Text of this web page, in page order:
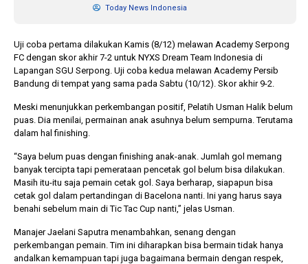
Today News Indonesia
Uji coba pertama dilakukan Kamis (8/12) melawan Academy Serpong
FC dengan skor akhir 7-2 untuk NYXS Dream Team Indonesia di
Lapangan SGU Serpong. Uji coba kedua melawan Academy Persib
Bandung di tempat yang sama pada Sabtu (10/12). Skor akhir 9-2.
Meski menunjukkan perkembangan positif, Pelatih Usman Halik belum
puas. Dia menilai, permainan anak asuhnya belum sempurna. Terutama
dalam hal finishing.
“Saya belum puas dengan finishing anak-anak. Jumlah gol memang
banyak tercipta tapi pemerataan pencetak gol belum bisa dilakukan.
Masih itu-itu saja pemain cetak gol. Saya berharap, siapapun bisa
cetak gol dalam pertandingan di Bacelona nanti. Ini yang harus saya
benahi sebelum main di Tic Tac Cup nanti,” jelas Usman.
Manajer Jaelani Saputra menambahkan, senang dengan
perkembangan pemain. Tim ini diharapkan bisa bermain tidak hanya
andalkan kemampuan tapi juga bagaimana bermain dengan respek,